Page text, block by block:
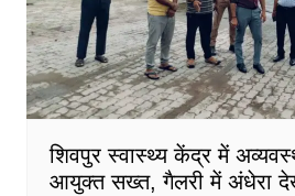
शिवपुर स्वास्थ्य केंद्र में
आयुक्त सख्त, गैलरी में अंधेरा